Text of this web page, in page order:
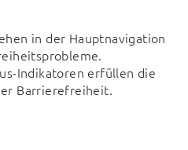
in der Hauptnavigation
Indikatoren erfüllen die
Barrierefreiheit.